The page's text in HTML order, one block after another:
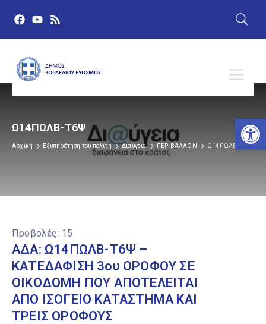
Ω14ΠΩΛΒ-Τ6Ψ
Αρχική Εξυπηρέτηση του πολίτη Διαύγεια ΠΕΡΙΒΑΛΛΟΝ Ω14ΠΩΛΒ-Τ6Ψ
Προβολές: 15
ΑΔΑ: Ω14ΠΩΛΒ-Τ6Ψ –
ΚΑΤΕΔΑΦΙΣΗ 3ου ΟΡΟΦΟΥ ΣΕ
ΟΙΚΟΔΟΜΗ ΠΟΥ ΑΠΟΤΕΛΕΙΤΑΙ
ΑΠΟ ΙΣΟΓΕΙΟ ΚΑΤΑΣΤΗΜΑ ΚΑΙ
ΤΡΕΙΣ ΟΡΟΦΟΥΣ